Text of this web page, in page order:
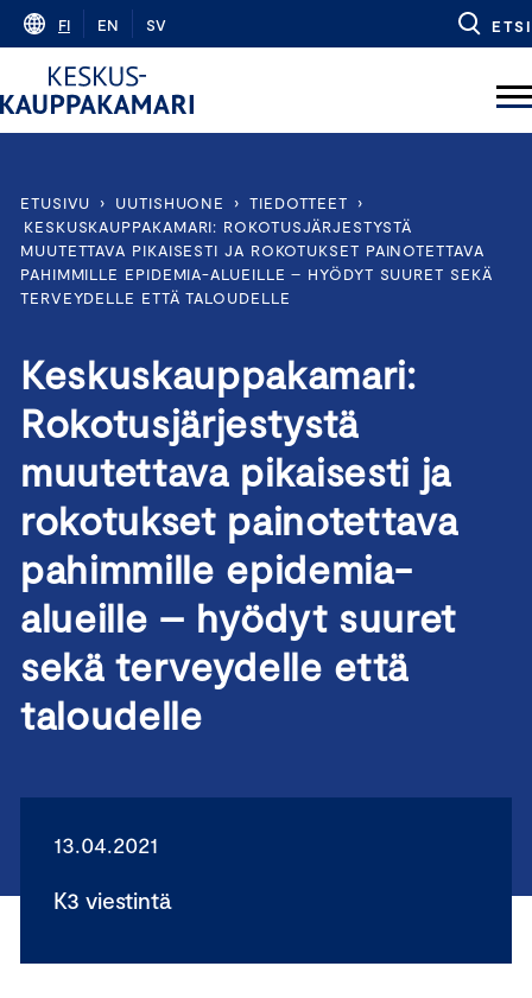
Skip
content
FI EN SV ETSI
ETUSIVU › UUTISHUONE › TIEDOTTEET
›
KESKUSKAUPPAKAMARI: ROKOTUSJÄRJESTYSTÄ
MUUTETTAVA PIKAISESTI JA ROKOTUKSET PAINOTETTAVA
PAHIMMILLE EPIDEMIA-ALUEILLE – HYÖDYT SUURET SEKÄ
TERVEYDELLE ETTÄ TALOUDELLE
Keskuskauppakamari:
Rokotusjärjestystä
muutettava pikaisesti ja
rokotukset painotettava
pahimmille epidemia-
alueille – hyödyt suuret
sekä terveydelle että
taloudelle
13.04.2021
K3 viestintä